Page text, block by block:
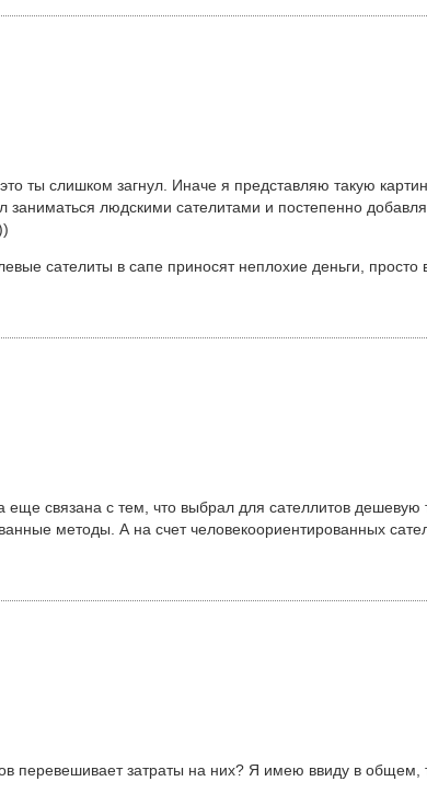
ты слишком загнул. Иначе я представляю такую
людскими сателитами и постепенно
сателиты в сапе приносят неплохие деньги,
еще связана с тем, что выбрал для сателлитов
методы. А на счет человекоориентированных
перевешивает затраты на них? Я имею ввиду в общем,